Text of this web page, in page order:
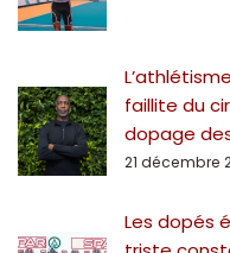
faillite du
dopage
21 décembre
Les dopés